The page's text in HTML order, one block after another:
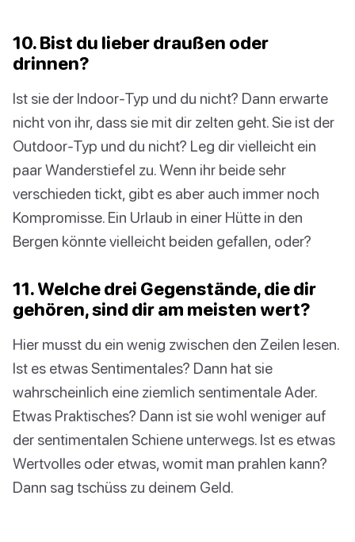
10. Bist du lieber draußen oder
drinnen?
Ist sie der Indoor-Typ und du nicht? Dann erwarte
nicht von ihr, dass sie mit dir zelten geht. Sie ist der
Outdoor-Typ und du nicht? Leg dir vielleicht ein
paar Wanderstiefel zu. Wenn ihr beide sehr
verschieden tickt, gibt es aber auch immer noch
Kompromisse. Ein Urlaub in einer Hütte in den
Bergen könnte vielleicht beiden gefallen, oder?
11. Welche drei Gegenstände, die dir
gehören, sind dir am meisten wert?
Hier musst du ein wenig zwischen den Zeilen lesen.
Ist es etwas Sentimentales? Dann hat sie
wahrscheinlich eine ziemlich sentimentale Ader.
Etwas Praktisches? Dann ist sie wohl weniger auf
der sentimentalen Schiene unterwegs. Ist es etwas
Wertvolles oder etwas, womit man prahlen kann?
Dann sag tschüss zu deinem Geld.